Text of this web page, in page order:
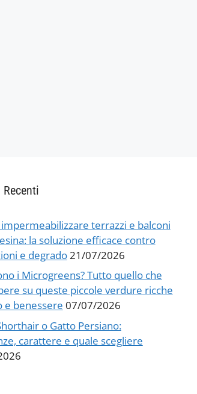
terrazzi e balconi
la soluzione efficace contro
e degrado21/07/2026
i Microgreens? Tutto quello che
su queste piccole verdure ricche
e benessere 07/07/2026
o Gatto Persiano:
carattere e quale scegliere